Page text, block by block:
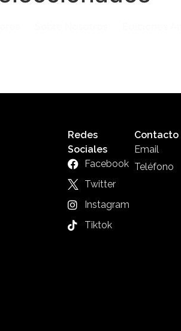
Redes
Sociales
Facebook
Twitter
Instagram
Tiktok
Contacto
Email
Teléfono